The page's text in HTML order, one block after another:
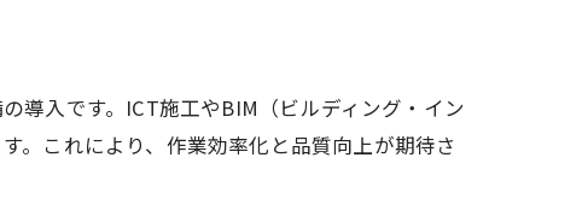
導入です。ICT施工やBIM（ビルディング・イン
。これにより、作業効率化と品質向上が期待さ